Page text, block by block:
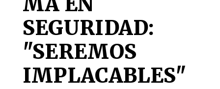
SEGURIDAD:
"SEREMOS
IMPLACABLES"